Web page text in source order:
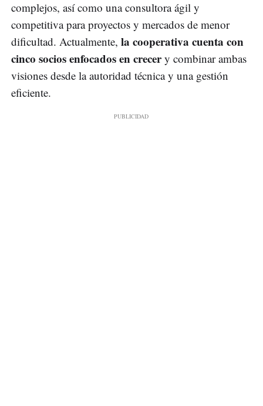
complejos, así como una consultora ágil y
competitiva para proyectos y mercados de menor
dificultad. Actualmente, la cooperativa cuenta con
cinco socios enfocados en crecery combinar ambas
visiones desde la autoridad técnica y una gestión
eficiente.